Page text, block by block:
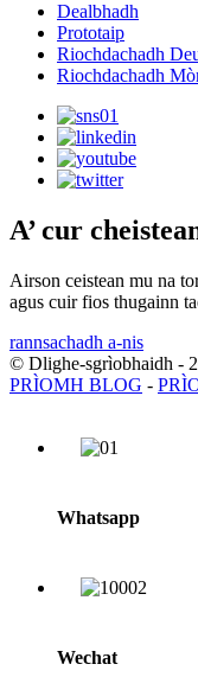
Dealbhadh
Prototaip
Riochdachadh
Riochdachadh
A’ cur
Airson ceistean mu na
agus cuir fios thugainn
rannsachadh a-nis
© Dlighe-sgrìobhaidh -
PRÌOMH BLOG -
Whatsapp
Wechat